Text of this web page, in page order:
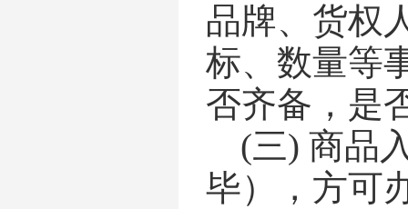
品牌、货权
标、数量等
否齐备，是
(三) 商品
毕），方可